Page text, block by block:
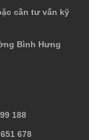
cần tư vấn kỹ
Bình Hưng
188
678